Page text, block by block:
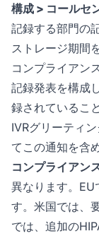
構成 > コールセ
記録する部門の
ストレージ期間
コンプライアン
記録発表を構成
録されているこ
IVRグリーティ
てこの通知を含
コンプライアン
異なります。EU
す。米国では、
では、追加の